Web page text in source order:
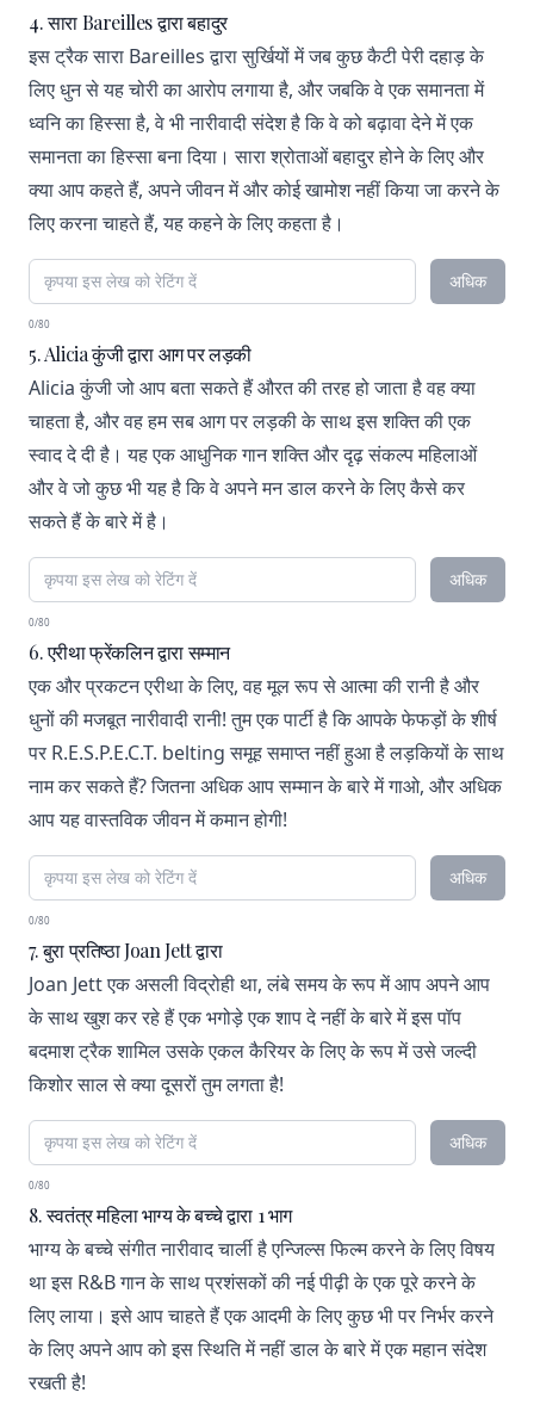
4. सारा Bareilles द्वारा बहादुर
इस ट्रैक सारा Bareilles द्वारा सुर्खियों में जब कुछ कैटी पेरी दहाड़ के
लिए धुन से यह चोरी का आरोप लगाया है, और जबकि वे एक समानता में
ध्वनि का हिस्सा है, वे भी नारीवादी संदेश है कि वे को बढ़ावा देने में एक
समानता का हिस्सा बना दिया। सारा श्रोताओं बहादुर होने के लिए और
क्या आप कहते हैं, अपने जीवन में और कोई खामोश नहीं किया जा करने के
लिए करना चाहते हैं, यह कहने के लिए कहता है।
अधिक
0/80
5. Alicia कुंजी द्वारा आग पर लड़की
Alicia कुंजी जो आप बता सकते हैं औरत की तरह हो जाता है वह क्या
चाहता है, और वह हम सब आग पर लड़की के साथ इस शक्ति की एक
स्वाद दे दी है। यह एक आधुनिक गान शक्ति और दृढ़ संकल्प महिलाओं
और वे जो कुछ भी यह है कि वे अपने मन डाल करने के लिए कैसे कर
सकते हैं के बारे में है।
अधिक
0/80
6. एरीथा फ्रेंकलिन द्वारा सम्मान
एक और प्रकटन एरीथा के लिए, वह मूल रूप से आत्मा की रानी है और
धुनों की मजबूत नारीवादी रानी! तुम एक पार्टी है कि आपके फेफड़ों के शीर्ष
पर R.E.S.P.E.C.T. belting समूह समाप्त नहीं हुआ है लड़कियों के साथ
नाम कर सकते हैं? जितना अधिक आप सम्मान के बारे में गाओ, और अधिक
आप यह वास्तविक जीवन में कमान होगी!
अधिक
0/80
7. बुरा प्रतिष्ठा Joan Jett द्वारा
Joan Jett एक असली विद्रोही था, लंबे समय के रूप में आप अपने आप
के साथ खुश कर रहे हैं एक भगोड़े एक शाप दे नहीं के बारे में इस पॉप
बदमाश ट्रैक शामिल उसके एकल कैरियर के लिए के रूप में उसे जल्दी
किशोर साल से क्या दूसरों तुम लगता है!
अधिक
0/80
8. स्वतंत्र महिला भाग्य के बच्चे द्वारा 1 भाग
भाग्य के बच्चे संगीत नारीवाद चार्ली है एन्जिल्स फिल्म करने के लिए विषय
था इस R&B गान के साथ प्रशंसकों की नई पीढ़ी के एक पूरे करने के
लिए लाया। इसे आप चाहते हैं एक आदमी के लिए कुछ भी पर निर्भर करने
के लिए अपने आप को इस स्थिति में नहीं डाल के बारे में एक महान संदेश
रखती है!